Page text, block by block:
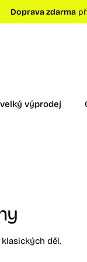
zdarmapři
výprodej
děl.